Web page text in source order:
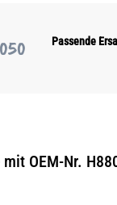
Passende
OEM-Nr.